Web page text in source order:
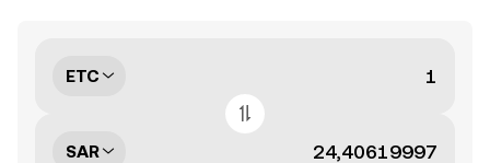
ETC
SAR